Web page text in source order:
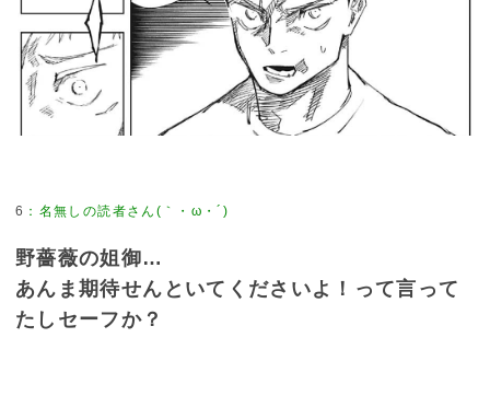
6 ： 名無しの読者さん(｀・ω・´)
野薔薇の姐御…
あんま期待せんといてくださいよ！って言って
たしセーフか？